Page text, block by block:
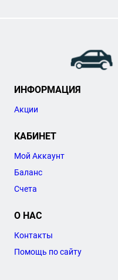
ИНФОРМАЦИЯ
Акции
КАБИНЕТ
Мой Аккаунт
Баланс
Счета
О НАС
Контакты
Помощь по сайту